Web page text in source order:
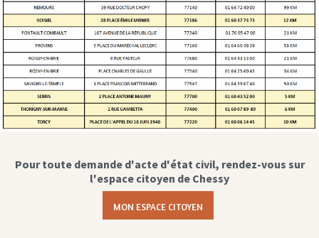
Pour toute demande d'acte d'état civil, rendez-vous sur
l'espace citoyen de Chessy
MON ESPACE CITOYEN